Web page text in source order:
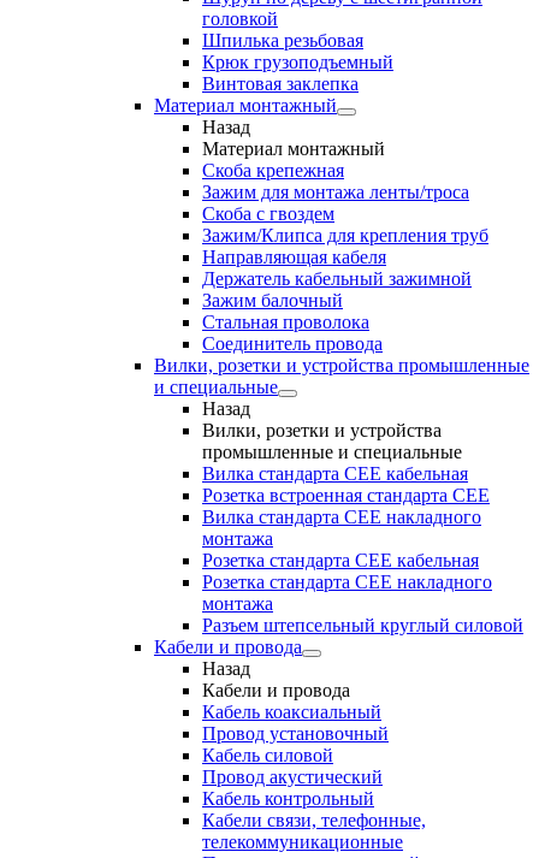
головкой
Шпилька резьбовая
Крюк грузоподъемный
Винтовая заклепка
Материал монтажный
Назад
Материал монтажный
Скоба крепежная
Зажим для монтажа ленты/троса
Скоба с гвоздем
Зажим/Клипса для крепления труб
Направляющая кабеля
Держатель кабельный зажимной
Зажим балочный
Стальная проволока
Соединитель провода
Вилки, розетки и устройства промышленные
и специальные
Назад
Вилки, розетки и устройства
промышленные и специальные
Вилка стандарта CEE кабельная
Розетка встроенная стандарта CEE
Вилка стандарта CEE накладного
монтажа
Розетка стандарта СЕЕ кабельная
Розетка стандарта СЕЕ накладного
монтажа
Разъем штепсельный круглый силовой
Кабели и провода
Назад
Кабели и провода
Кабель коаксиальный
Провод установочный
Кабель силовой
Провод акустический
Кабель контрольный
Кабели связи, телефонные,
телекоммуникационные